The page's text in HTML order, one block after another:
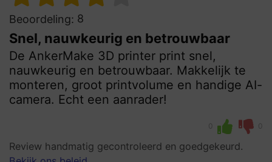
Beoordeling: 8
Snel, nauwkeurig en betrouwbaar
De AnkerMake 3D printer print snel,
nauwkeurig en betrouwbaar. Makkelijk te
monteren, groot printvolume en handige AI-
camera. Echt een aanrader!
0 0
Review handmatig gecontroleerd en goedgekeurd.